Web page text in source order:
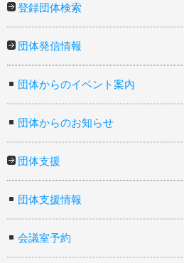
登録団体検索
団体発信情報
団体からのイベント案内
団体からのお知らせ
団体支援
団体支援情報
会議室予約